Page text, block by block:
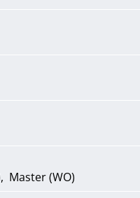
Master (WO)